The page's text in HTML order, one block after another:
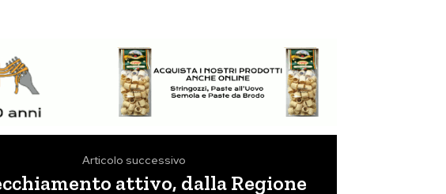
Articolo successivo
attivo, dalla Regione